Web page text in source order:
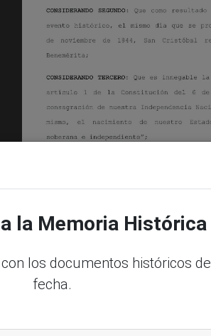
la Memoria Histórica
los documentos históricos
fecha.